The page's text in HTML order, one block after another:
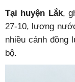
Tại huyện Lắk,
27-10, lượng
nhiều cánh đồng
bộ.